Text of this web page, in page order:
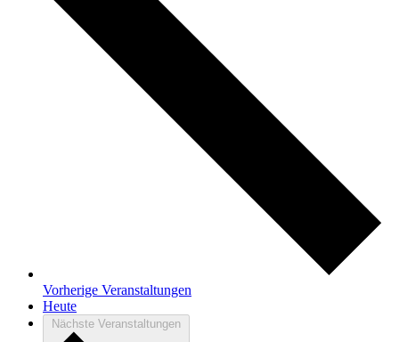
Vorherige Veranstaltungen
Heute
Nächste Veranstaltungen